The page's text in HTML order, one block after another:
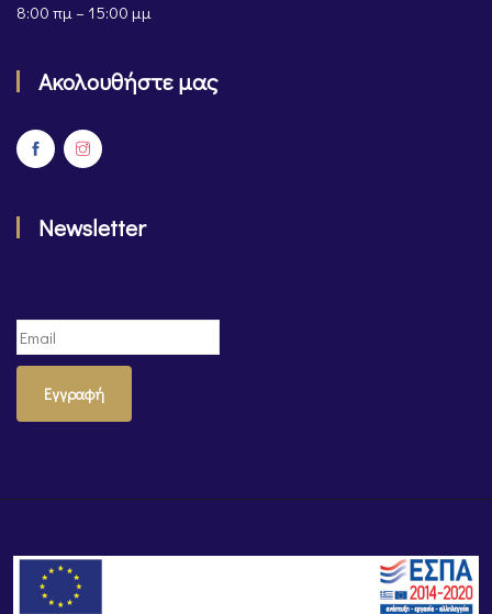
8:00 πμ – 15:00 μμ
Ακολουθήστε μας
Newsletter
Εγγραφή